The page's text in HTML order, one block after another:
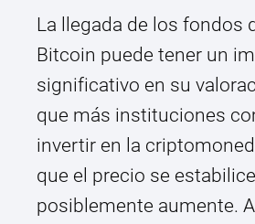
La llegada de los fondos
Bitcoin puede tener un
significativo en su
que más instituciones
invertir en la
que el precio se
posiblemente aumente.